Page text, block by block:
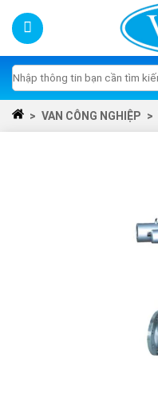
Skip
content
Tìm
kiếm:
> VAN CÔNG NGHIỆP >